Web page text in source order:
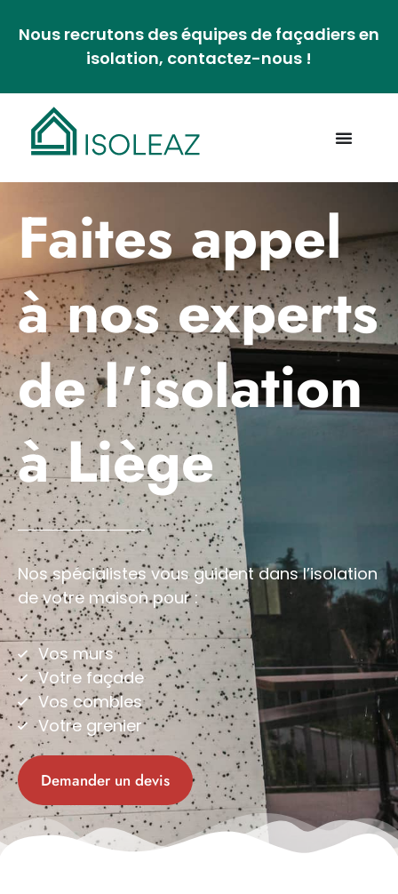
Nous recrutons des équipes de façadiers en
isolation, contactez-nous !
Faites appel
à nos experts
de l'isolation
à Liège
Nos spécialistes vous guident dans l’isolation
de votre maison pour :
Vos murs
Votre façade
Vos combles
Votre grenier
Demander un devis